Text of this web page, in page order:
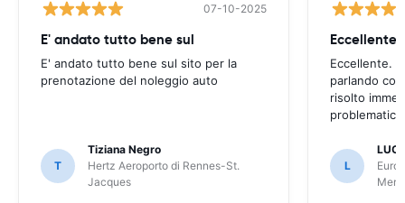
07-10-2025
E' andato tutto bene sul
E' andato tutto bene sul sito per la
prenotazione del noleggio auto
T
Tiziana Negro
Hertz Aeroporto di Rennes-St.
Jacques
Eccellente.
parlando
risolto
L